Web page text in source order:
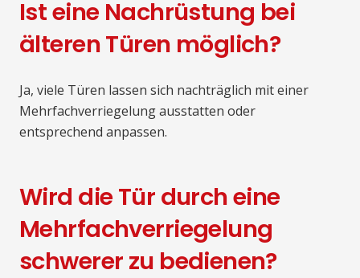
Ist eine Nachrüstung bei
älteren Türen möglich?
Ja, viele Türen lassen sich nachträglich mit einer
Mehrfachverriegelung ausstatten oder
entsprechend anpassen.
Wird die Tür durch eine
Mehrfachverriegelung
schwerer zu bedienen?